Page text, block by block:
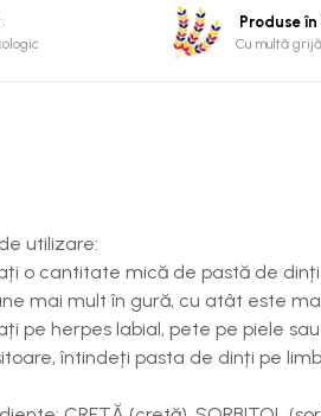
Produse
Cu multă
utilizare:
o cantitate mică de pastă de
mai mult în gură, cu atât este
pe herpes labial, pete pe piele
întindeți pasta de dinți pe